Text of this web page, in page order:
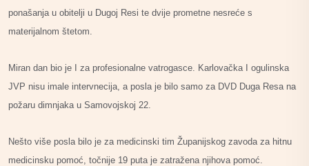
ponašanja u obitelji u Dugoj Resi te dvije prometne nesreće s
materijalnom štetom.
Miran dan bio je I za profesionalne vatrogasce. Karlovačka I ogulinska
JVP nisu imale intervnecija, a posla je bilo samo za DVD Duga Resa na
požaru dimnjaka u Samovojskoj 22.
Nešto više posla bilo je za medicinski tim Županijskog zavoda za hitnu
medicinsku pomoć, točnije 19 puta je zatražena njihova pomoć.